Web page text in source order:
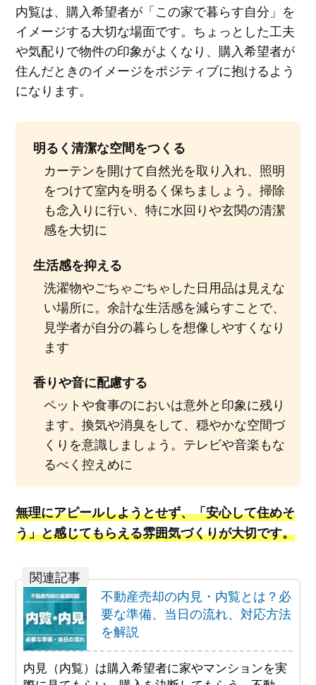
内覧は、購入希望者が「この家で暮らす自分」を
イメージする大切な場面です。ちょっとした工夫
や気配りで物件の印象がよくなり、購入希望者が
住んだときのイメージをポジティブに抱けるよう
になります。
明るく清潔な空間をつくる
カーテンを開けて自然光を取り入れ、照明
をつけて室内を明るく保ちましょう。掃除
も念入りに行い、特に水回りや玄関の清潔
感を大切に
生活感を抑える
洗濯物やごちゃごちゃした日用品は見えな
い場所に。余計な生活感を減らすことで、
見学者が自分の暮らしを想像しやすくなり
ます
香りや音に配慮する
ペットや食事のにおいは意外と印象に残り
ます。換気や消臭をして、穏やかな空間づ
くりを意識しましょう。テレビや音楽もな
るべく控えめに
無理にアピールしようとせず、「安心して住めそ
う」と感じてもらえる雰囲気づくりが大切です。
不動産売却の内見・内覧とは？必
要な準備、当日の流れ、対応方法
を解説
内見（内覧）は購入希望者に家やマンションを実